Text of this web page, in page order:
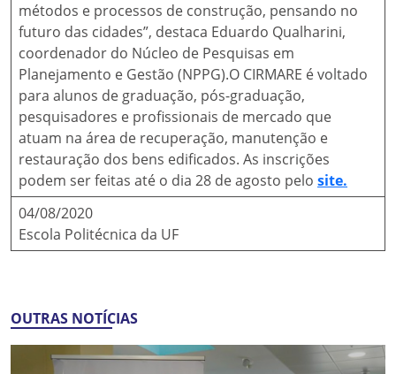
métodos e processos de construção, pensando no
futuro das cidades”, destaca Eduardo Qualharini,
coordenador do Núcleo de Pesquisas em
Planejamento e Gestão (NPPG).O CIRMARE é voltado
para alunos de graduação, pós-graduação,
pesquisadores e profissionais de mercado que
atuam na área de recuperação, manutenção e
restauração dos bens edificados. As inscrições
podem ser feitas até o dia 28 de agosto pelo site.
04/08/2020
Escola Politécnica da UF
OUTRAS NOTÍCIAS